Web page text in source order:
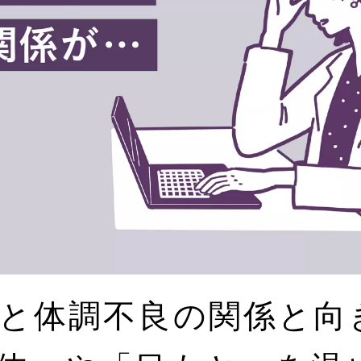
体調不良の関係と向